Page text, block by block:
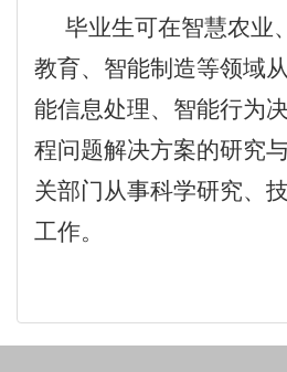
毕业生可在智慧农业
教育、智能制造等领域
能信息处理、智能行为
程问题解决方案的研究
关部门从事科学研究、
工作。